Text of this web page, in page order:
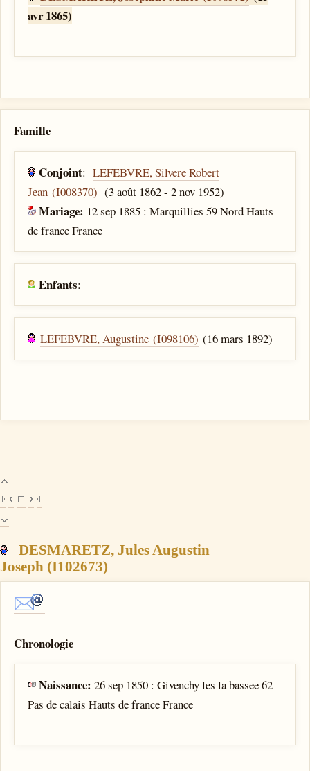
avr 1865)
Famille
Conjoint:LEFEBVRE, Silvere Robert
Jean (I008370) (3 août 1862 - 2 nov 1952)
Mariage: 12 sep 1885 : Marquillies 59 Nord Hauts
de france France
Enfants:
LEFEBVRE, Augustine (I098106) (16 mars 1892)
DESMARETZ, Jules Augustin
Joseph (I102673)
Chronologie
Naissance:26 sep 1850 : Givenchy les la bassee 62
Pas de calais Hauts de france France